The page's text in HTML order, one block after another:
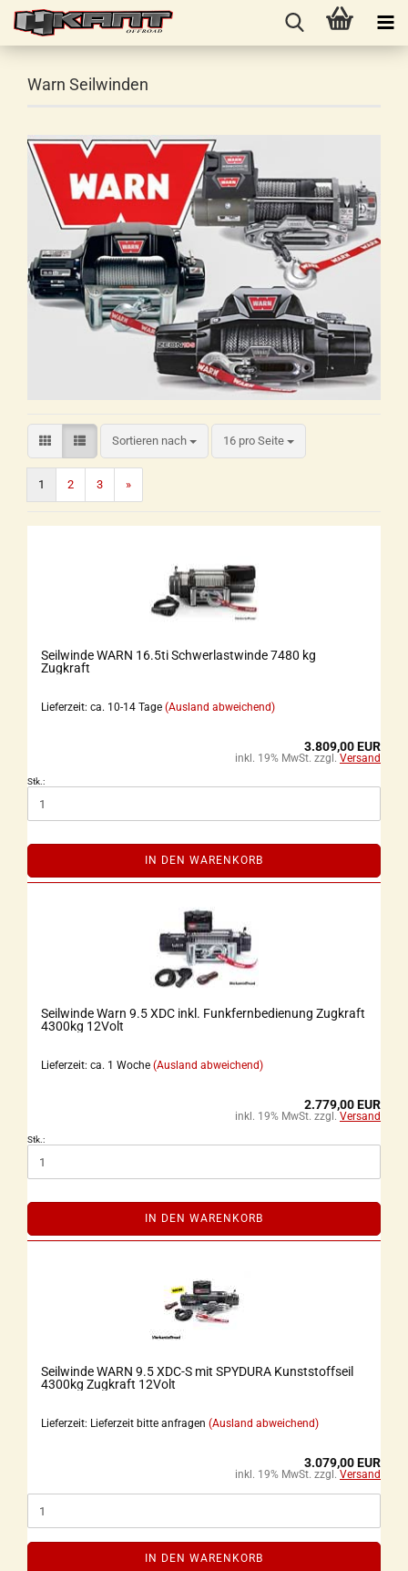
Warn Seilwinden
Sortieren nach 16 pro Seite
1 2 3 »
Seilwinde WARN 16.5ti Schwerlastwinde 7480 kg
Zugkraft
Lieferzeit: ca. 10-14 Tage (Ausland abweichend)
3.809,00 EUR
inkl. 19% MwSt. zzgl. Versand
Stk.:
IN DEN WARENKORB
Seilwinde Warn 9.5 XDC inkl. Funkfernbedienung Zugkraft
4300kg 12Volt
Lieferzeit: ca. 1 Woche (Ausland abweichend)
2.779,00 EUR
inkl. 19% MwSt. zzgl. Versand
Stk.:
IN DEN WARENKORB
Seilwinde WARN 9.5 XDC-S mit SPYDURA Kunststoffseil
4300kg Zugkraft 12Volt
Lieferzeit: Lieferzeit bitte anfragen (Ausland abweichend)
3.079,00 EUR
inkl. 19% MwSt. zzgl. Versand
IN DEN WARENKORB